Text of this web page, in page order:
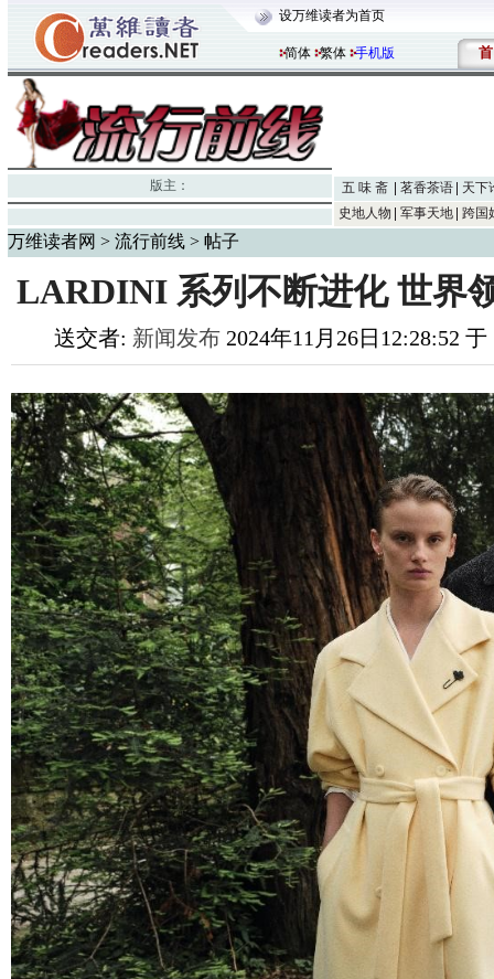
设万维读者为首页
简体 繁体 手机版 首
版主： 五 味 斋 茗香茶语
天下
史地人物
军事天地 跨国
万维读者网 > 流行前线 > 帖子
LARDINI 系列不断进化 世界
送交者: 新闻发布 2024年11月26日12:28:52